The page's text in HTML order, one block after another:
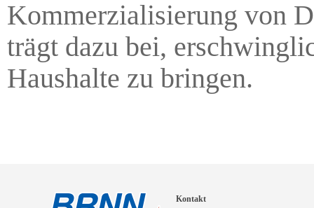
Kommerzialisierung von
trägt dazu bei,
Haushalte zu bringen.
Kontakt